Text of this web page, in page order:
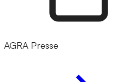
AGRA Presse